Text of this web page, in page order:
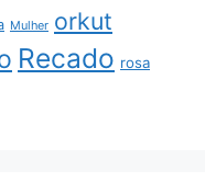
Mulher orkut
Recado rosa